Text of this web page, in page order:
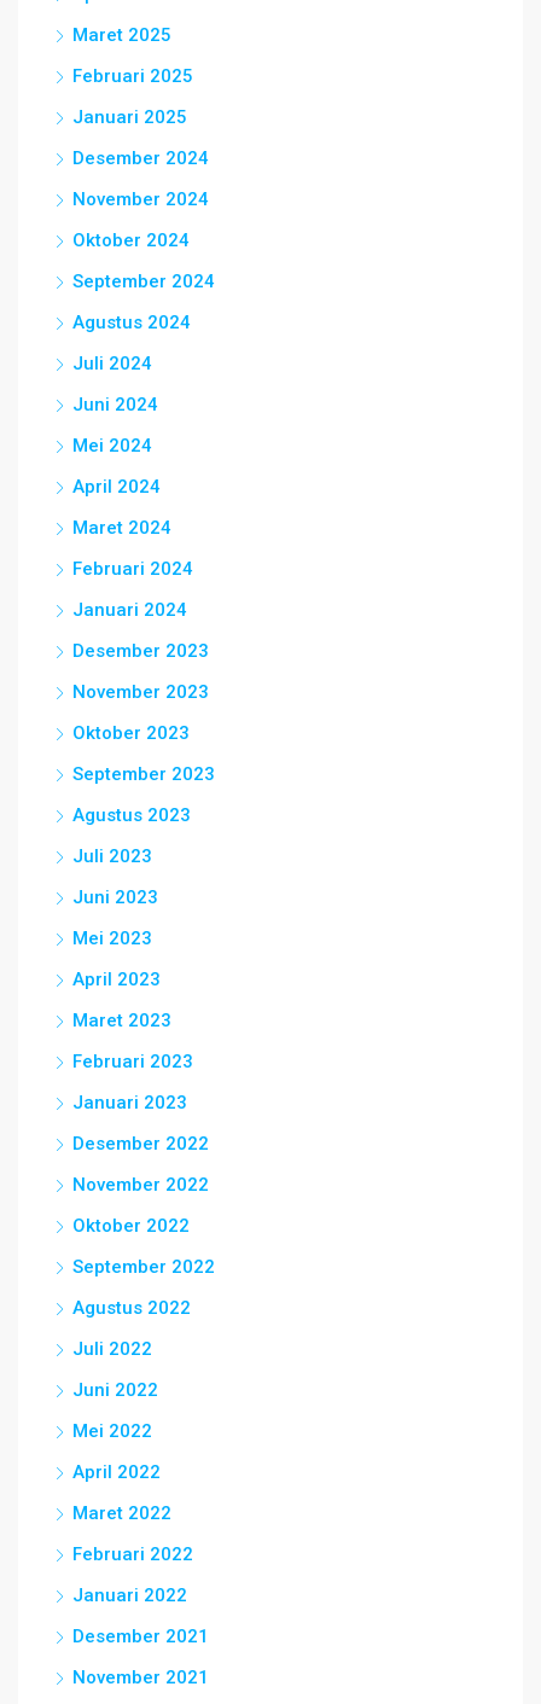
Maret 2025
Februari 2025
Januari 2025
Desember 2024
November 2024
Oktober 2024
September 2024
Agustus 2024
Juli 2024
Juni 2024
Mei 2024
April 2024
Maret 2024
Februari 2024
Januari 2024
Desember 2023
November 2023
Oktober 2023
September 2023
Agustus 2023
Juli 2023
Juni 2023
Mei 2023
April 2023
Maret 2023
Februari 2023
Januari 2023
Desember 2022
November 2022
Oktober 2022
September 2022
Agustus 2022
Juli 2022
Juni 2022
Mei 2022
April 2022
Maret 2022
Februari 2022
Januari 2022
Desember 2021
November 2021